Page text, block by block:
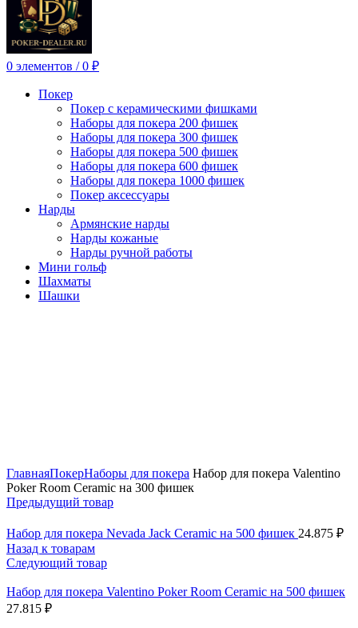
0 элементов / 0 ₽
Покер
Покер с керамическими фишками
Наборы для покера 200 фишек
Наборы для покера 300 фишек
Наборы для покера 500 фишек
Наборы для покера 600 фишек
Наборы для покера 1000 фишек
Покер аксессуары
Нарды
Армянские нарды
Нарды кожаные
Нарды ручной работы
Мини гольф
Шахматы
Шашки
ГлавнаяПокерНаборы для покера Набор для покера Valentino
Poker Room Ceramic на 300 фишек
Предыдущий товар
Набор для покера Nevada Jack Ceramic на 500 фишек 24.875 ₽
Назад к товарам
Следующий товар
Набор для покера Valentino Poker Room Ceramic на 500 фишек
27.815 ₽